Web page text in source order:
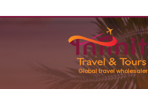
Global travel wholesaler